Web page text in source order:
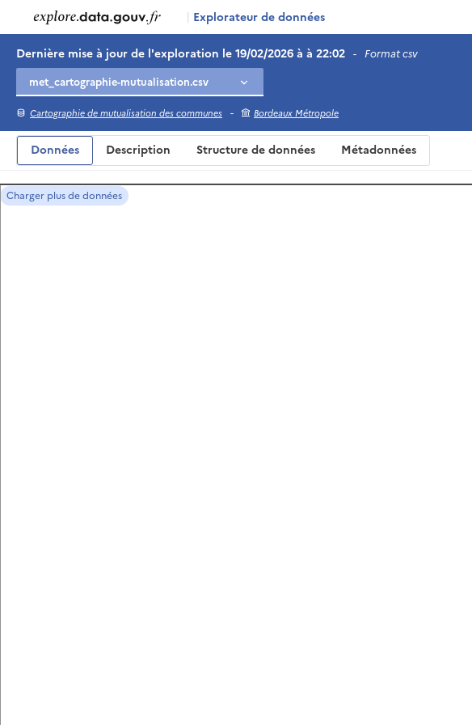
| Explorateur de données
Dernière mise à jour de l'exploration le 19/02/2026 à à 22:02 - Format csv
Cartographie de mutualisation des communes - Bordeaux Métropole
Données Description Structure de données Métadonnées
Charger plus de données